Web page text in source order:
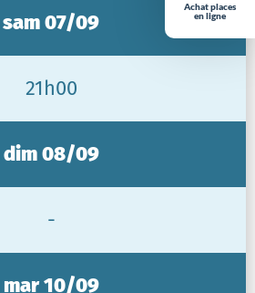
Achat places
en ligne
sam 07/09
21h00
dim 08/09
-
mar 10/09